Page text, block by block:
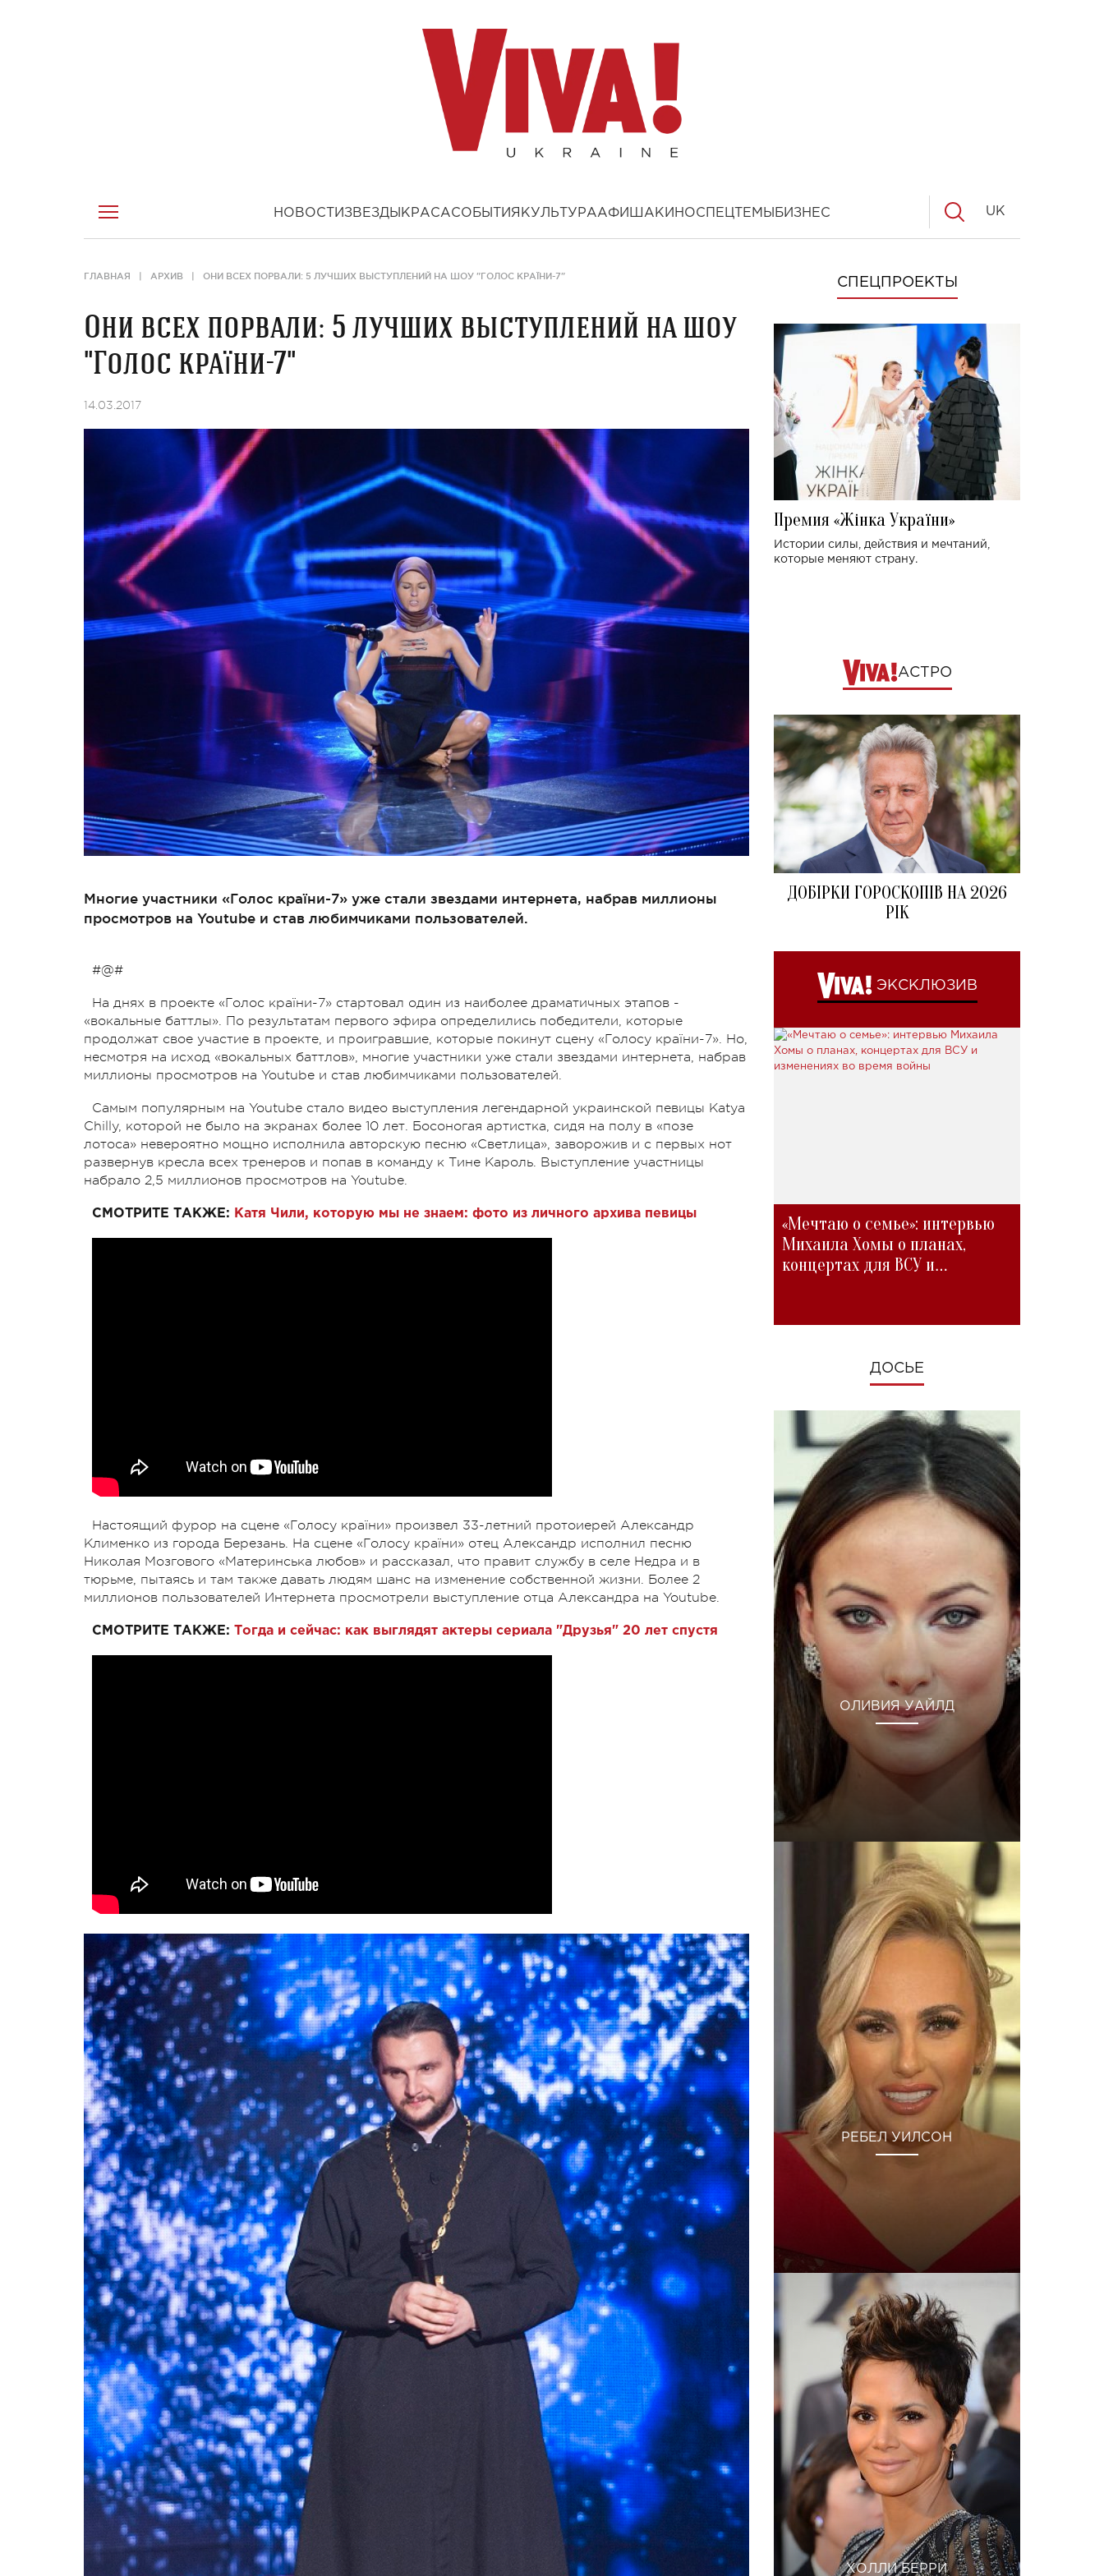
НОВОСТИ ЗВЕЗДЫ КРАСАСОБЫТИЯ КУЛЬТУРААФИША КИНОСПЕЦТЕМЫ БИЗНЕС UK
ГЛАВНАЯ АРХИВ ОНИ ВСЕХ ПОРВАЛИ: 5 ЛУЧШИХ ВЫСТУПЛЕНИЙ НА ШОУ "ГОЛОС КРАЇНИ-7"
Они всех порвали: 5 лучших выступлений на шоу
"Голос країни-7"
14.03.2017
Многие участники «Голос країни-7» уже стали звездами интернета, набрав миллионы
просмотров на Youtube и став любимчиками пользователей.
#@#
На днях в проекте «Голос країни-7» стартовал один из наиболее драматичных этапов -
«вокальные баттлы». По результатам первого эфира определились победители, которые
продолжат свое участие в проекте, и проигравшие, которые покинут сцену «Голосу країни-7». Но,
несмотря на исход «вокальных баттлов», многие участники уже стали звездами интернета, набрав
миллионы просмотров на Youtube и став любимчиками пользователей.
Самым популярным на Youtube стало видео выступления легендарной украинской певицы Katya
Chilly, которой не было на экранах более 10 лет. Босоногая артистка, сидя на полу в «позе
лотоса» невероятно мощно исполнила авторскую песню «Светлица», заворожив и с первых нот
развернув кресла всех тренеров и попав в команду к Тине Кароль. Выступление участницы
набрало 2,5 миллионов просмотров на Youtube.
СМОТРИТЕ ТАКЖЕ: Катя Чили, которую мы не знаем: фото из личного архива певицы
Настоящий фурор на сцене «Голосу країни» произвел 33-летний протоиерей Александр
Клименко из города Березань. На сцене «Голосу країни» отец Александр исполнил песню
Николая Мозгового «Материнська любов» и рассказал, что правит службу в селе Недра и в
тюрьме, пытаясь и там также давать людям шанс на изменение собственной жизни. Более 2
миллионов пользователей Интернета просмотрели выступление отца Александра на Youtube.
СМОТРИТЕ ТАКЖЕ: Тогда и сейчас: как выглядят актеры сериала "Друзья" 20 лет спустя
СПЕЦПРОЕКТЫ
Премия «Жінка України»
Истории силы, действия и мечтаний,
которые меняют страну.
АСТРО
ДОБІРКИ ГОРОСКОПІВ НА 2026
РІК
ЭКСКЛЮЗИВ
«Мечтаю о семье»: интервью
Михаила Хомы о планах,
концертах для ВСУ и
ДОСЬЕ
ОЛИВИЯ УАЙЛД
РЕБЕЛ УИЛСОН
ХОЛЛИ БЕРРИ